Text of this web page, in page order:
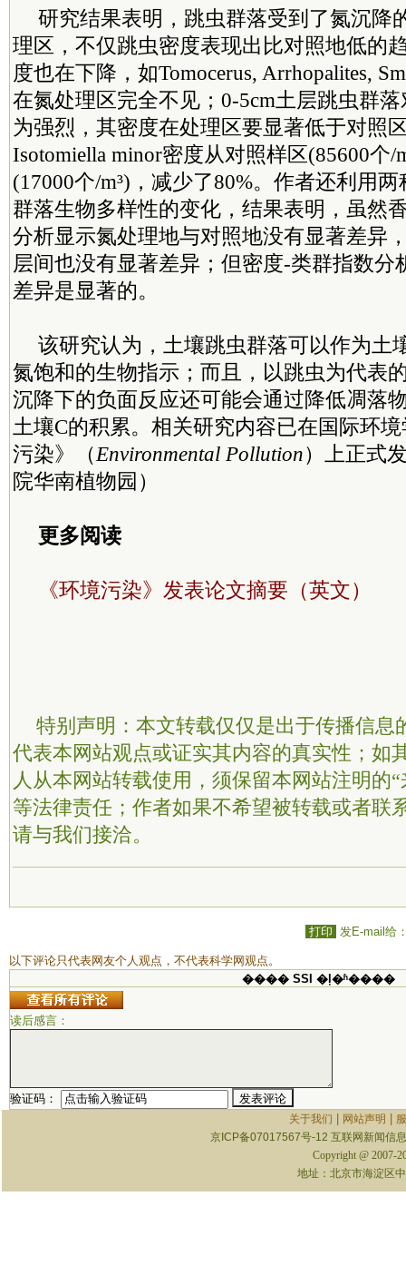
研究结果表明，跳虫群落受到了氮沉降
理区，不仅跳虫密度表现出比对照地低的
度也在下降，如Tomocerus, Arrhopalites,
在氮处理区完全不见；0-5cm土层跳虫群
为强烈，其密度在处理区要显著低于对照
Isotomiella minor密度从对照样区(85600个/
(17000个/m³)，减少了80%。作者还利用
群落生物多样性的变化，结果表明，虽然
分析显示氮处理地与对照地没有显著差异
层间也没有显著差异；但密度-类群指数分
差异是显著的。
该研究认为，土壤跳虫群落可以作为土
氮饱和的生物指示；而且，以跳虫为代表
沉降下的负面反应还可能会通过降低凋落
土壤C的积累。相关研究内容已在国际环
污染》（Environmental Pollution）上正式
院华南植物园）
更多阅读
《环境污染》发表论文摘要（英文）
特别声明：本文转载仅仅是出于传播信息
代表本网站观点或证实其内容的真实性；如
人从本网站转载使用，须保留本网站注明的
等法律责任；作者如果不希望被转载或者联
请与我们接洽。
打印 发E-mail给
以下评论只代表网友个人观点，不代表科学网观点。
���� SSI �ļ�ʱ����
读后感言：
验证码：
关于我们 | 网站声明 |
京ICP备07017567号-12 互联网新闻信
Copyright @ 2007-
地址：北京市海淀区